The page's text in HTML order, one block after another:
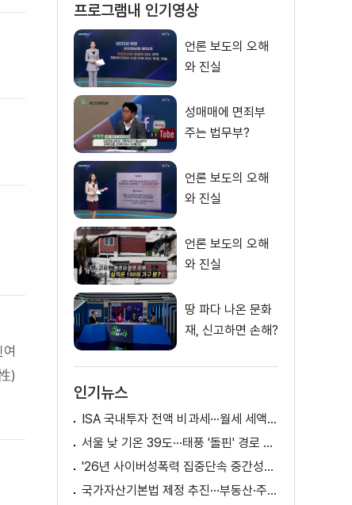
)
프로그램내 인기영상
언론 보도의 오해
와 진실
성매매에 면죄부
주는 법무부?
언론 보도의 오해
와 진실
언론 보도의 오해
와 진실
땅 파다 나온 문화
재, 신고하면 손해?
인기뉴스
ISA 국내투자 전액 비과세···월세 세액공제 확대
서울 낮 기온 39도···태풍 '돌핀' 경로 변수
'26년 사이버성폭력 집중단속 중간성과 발표···향후 추진계획은?
국가자산기본법 제정 추진···부동산·주식 등 통합 관리